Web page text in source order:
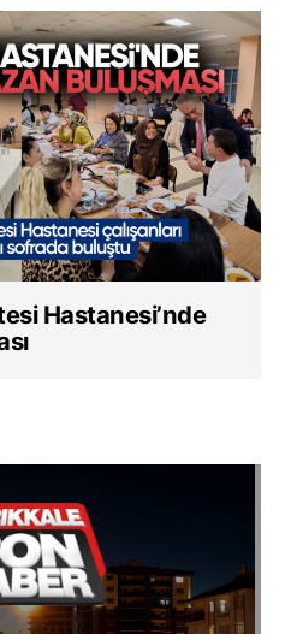
Hastanesi’nde